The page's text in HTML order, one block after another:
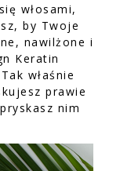
włosami,
by Twoje
nawilżone i
Keratin
właśnie
prawie
nim